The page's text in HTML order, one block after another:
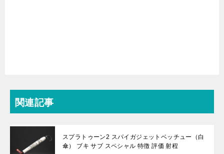
関連記事
スプラトゥーン2 スパイガジェットベッチュー（白
傘） ブキ サブ スペシャル 特徴 評価 射程